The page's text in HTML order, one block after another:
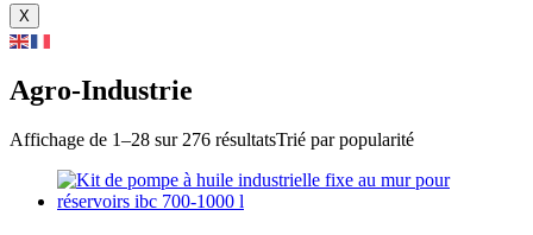
X
Agro-Industrie
Affichage de 1–28 sur 276 résultatsTrié par popularité